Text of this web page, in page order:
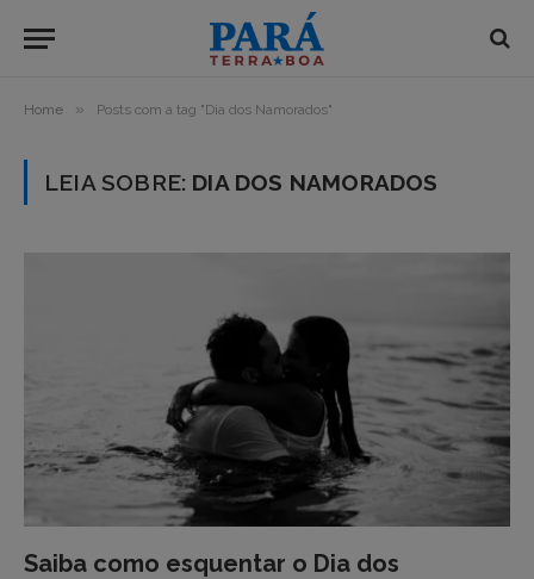
Home » Posts com a tag "Dia dos Namorados"
LEIA SOBRE: DIA DOS NAMORADOS
Saiba como esquentar o Dia dos